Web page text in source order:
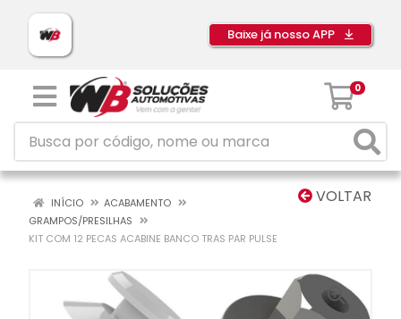
Baixe já nosso APP
0
VOLTAR
INÍCIO
ACABAMENTO
GRAMPOS/PRESILHAS
KIT COM 12 PECAS ACABINE BANCO TRAS PAR PULSE